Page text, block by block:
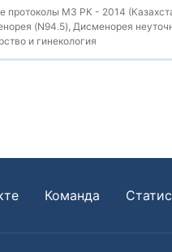
протоколы МЗ РК - 2014
(N94.5), Дисменорея
и гинекология
Команда